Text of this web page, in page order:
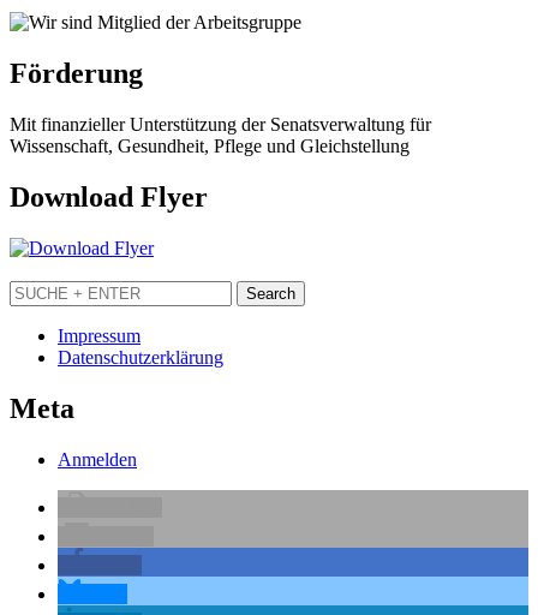
Förderung
Mit finanzieller Unterstützung der Senatsverwaltung für
Wissenschaft, Gesundheit, Pflege und Gleichstellung
Download Flyer
Impressum
Datenschutzerklärung
Meta
Anmelden